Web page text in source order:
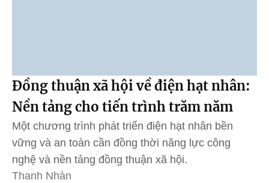
Đồng thuận xã hội về điện hạt nhân:
Nền tảng cho tiến trình trăm năm
Một chương trình phát triển điện hạt nhân bền
vững và an toàn cần đồng thời năng lực công
nghệ và nền tảng đồng thuận xã hội.
Thanh Nhàn